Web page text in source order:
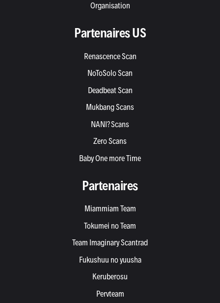
Organisation
Partenaires US
Renascence Scan
NoToSolo Scan
Deadbeat Scan
Mukbang Scans
NANI? Scans
Zero Scans
Baby One more Time
Partenaires
Miammiam Team
Tokumei no Team
Team Imaginary Scantrad
Fukushuu no yuusha
Keruberosu
Pervteam